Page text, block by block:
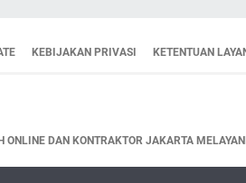
KEBIJAKAN PRIVASI KETENTUAN
DAN KONTRAKTOR JAKARTA